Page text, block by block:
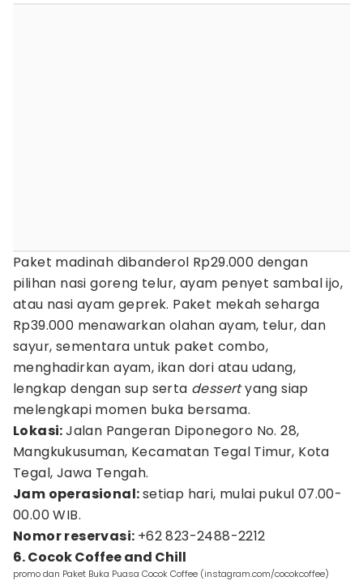
Paket madinah dibanderol Rp29.000 dengan
pilihan nasi goreng telur, ayam penyet sambal ijo,
atau nasi ayam geprek. Paket mekah seharga
Rp39.000 menawarkan olahan ayam, telur, dan
sayur, sementara untuk paket combo,
menghadirkan ayam, ikan dori atau udang,
lengkap dengan sup serta dessertyang siap
melengkapi momen buka bersama.
Lokasi:Jalan Pangeran Diponegoro No. 28,
Mangkukusuman, Kecamatan Tegal Timur, Kota
Tegal, Jawa Tengah.
Jam operasional:setiap hari, mulai pukul 07.00-
00.00 WIB.
Nomor reservasi: +62 823-2488-2212
6. Cocok Coffee and Chill
promo dan Paket Buka Puasa Cocok Coffee (instagram.com/cocokcoffee)